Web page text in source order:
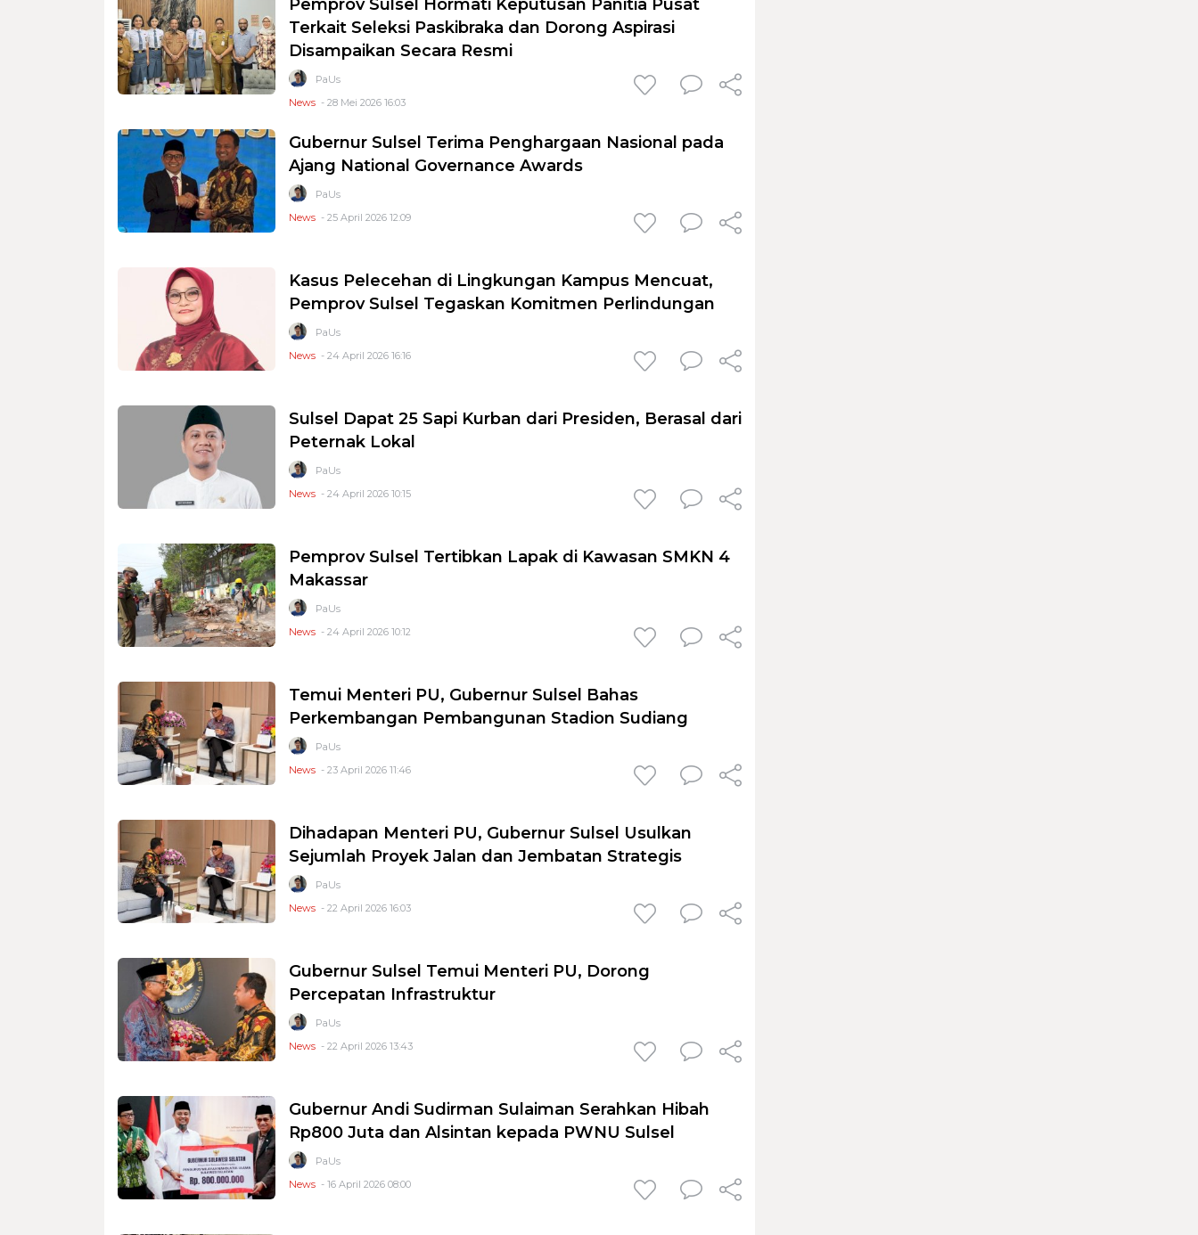
Pemprov Sulsel Hormati Keputusan Panitia Pusat
Terkait Seleksi Paskibraka dan Dorong Aspirasi
Disampaikan Secara Resmi
PaUs
News - 28 Mei 2026 16:03
Gubernur Sulsel Terima Penghargaan Nasional pada
Ajang National Governance Awards
PaUs
News - 25 April 2026 12:09
Kasus Pelecehan di Lingkungan Kampus Mencuat,
Pemprov Sulsel Tegaskan Komitmen Perlindungan
PaUs
News - 24 April 2026 16:16
Sulsel Dapat 25 Sapi Kurban dari Presiden, Berasal dari
Peternak Lokal
PaUs
News - 24 April 2026 10:15
Pemprov Sulsel Tertibkan Lapak di Kawasan SMKN 4
Makassar
PaUs
News - 24 April 2026 10:12
Temui Menteri PU, Gubernur Sulsel Bahas
Perkembangan Pembangunan Stadion Sudiang
PaUs
News - 23 April 2026 11:46
Dihadapan Menteri PU, Gubernur Sulsel Usulkan
Sejumlah Proyek Jalan dan Jembatan Strategis
PaUs
News - 22 April 2026 16:03
Gubernur Sulsel Temui Menteri PU, Dorong
Percepatan Infrastruktur
PaUs
News - 22 April 2026 13:43
Gubernur Andi Sudirman Sulaiman Serahkan Hibah
Rp800 Juta dan Alsintan kepada PWNU Sulsel
PaUs
News - 16 April 2026 08:00